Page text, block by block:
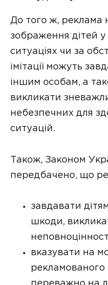
До того ж, реклама
зображення дітей
ситуаціях чи за
імітації можуть
іншим особам, а
викликати
небезпечних для
ситуацій.
Також, Законом
передбачено, що
завдавати
шкоди,
вказувати на
рекламованого